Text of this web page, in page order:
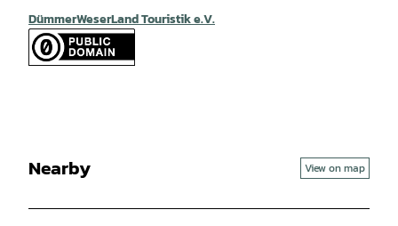
DümmerWeserLand Touristik e.V.
Nearby View on map